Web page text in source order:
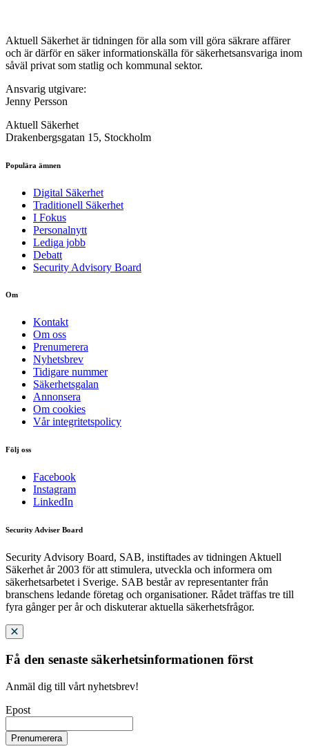
Aktuell Säkerhet är tidningen för alla som vill göra säkrare affärer
och är därför en säker informationskälla för säkerhets­ansvariga inom
såväl privat som statlig och kommunal sektor.
Ansvarig utgivare:
Jenny Persson
Aktuell Säkerhet
Drakenbergsgatan 15, Stockholm
Populära ämnen
Digital Säkerhet
Traditionell Säkerhet
I Fokus
Personalnytt
Lediga jobb
Debatt
Security Advisory Board
Om
Kontakt
Om oss
Prenumerera
Nyhetsbrev
Tidigare nummer
Säkerhetsgalan
Annonsera
Om cookies
Vår integritetspolicy
Följ oss
Facebook
Instagram
LinkedIn
Security Adviser Board
Security Advisory Board, SAB, instiftades av tidningen Aktuell
Säkerhet år 2003 för att stimulera, utveckla och informera om
säkerhetsarbetet i Sverige. SAB består av representanter från
branschens ledande företag och organisationer. Rådet träffas tre till
fyra gånger per år och diskuterar aktuella säkerhetsfrågor.
Få den senaste säkerhetsinformationen först
Anmäl dig till vårt nyhetsbrev!
Epost
Prenumerera